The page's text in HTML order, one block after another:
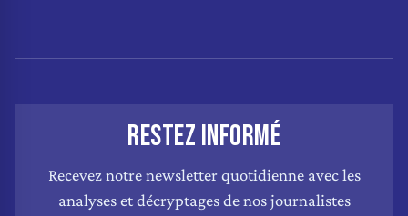
RESTEZ INFORMÉ
Recevez notre newsletter quotidienne avec les
analyses et décryptages de nos journalistes